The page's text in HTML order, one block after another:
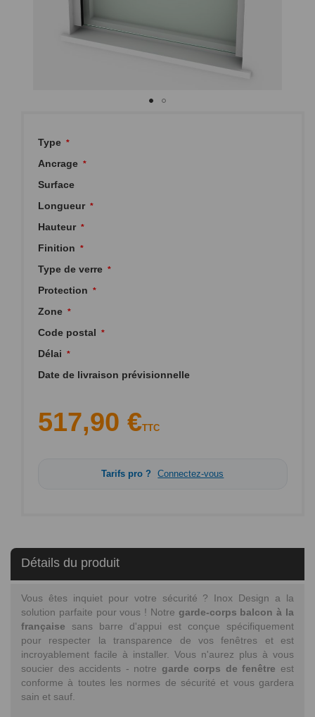
début
de
Galerie
d’images
Type
Ancrage
Surface
Longueur
Hauteur
Finition
Type de verre
Protection
Zone
Code postal
Délai
Date de livraison prévisionnelle
517,90 €TTC
Tarifs pro ? Connectez-vous
Détails du produit
Vous êtes inquiet pour votre sécurité ? Inox Design a la
solution parfaite pour vous ! Notre garde-corps balcon à la
française sans barre d'appui est conçue spécifiquement
pour respecter la transparence de vos fenêtres et est
incroyablement facile à installer. Vous n'aurez plus à vous
soucier des accidents - notre garde corps de fenêtre est
conforme à toutes les normes de sécurité et vous gardera
sain et sauf.